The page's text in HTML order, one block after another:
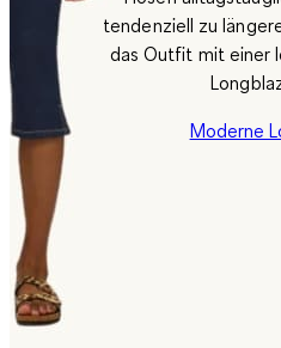
tendenziell zu
das Outfit mit einer
Moderne